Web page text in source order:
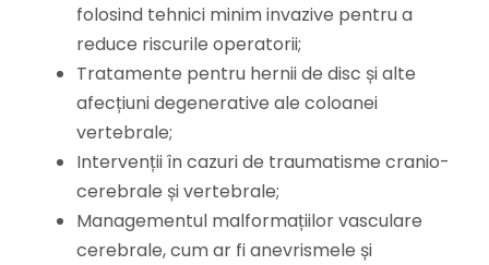
folosind tehnici minim invazive pentru a
reduce riscurile operatorii;
Tratamente pentru hernii de disc și alte
afecțiuni degenerative ale coloanei
vertebrale;
Intervenții în cazuri de traumatisme cranio-
cerebrale și vertebrale;
Managementul malformațiilor vasculare
cerebrale, cum ar fi anevrismele și